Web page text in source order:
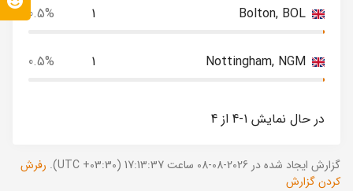
Bolton, BOL
1
0.5%
Nottingham, NGM
1
0.5%
در حال نمایش 1-4 از 4
گزارش ایجاد شده در 2026-08-08 ساعت 17:13:37 (UTC +03:30).
رفرش
کردن گزارش